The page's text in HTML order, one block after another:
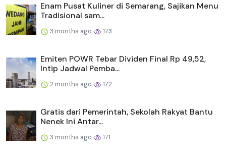
Enam Pusat Kuliner di Semarang, Sajikan Menu
Tradisional sam...
3 months ago 173
Emiten POWR Tebar Dividen Final Rp 49,52,
Intip Jadwal Pemba...
2 months ago 172
Gratis dari Pemerintah, Sekolah Rakyat Bantu
Nenek Ini Antar...
3 months ago 171